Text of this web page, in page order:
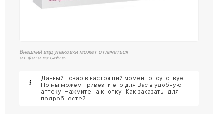
Внешний вид упаковки может отличаться
от фото на сайте.
Данный товар в настоящий момент отсутствует.
Но мы можем привезти его для Вас в удобную
аптеку. Нажмите на кнопку "Как заказать" для
подробностей.